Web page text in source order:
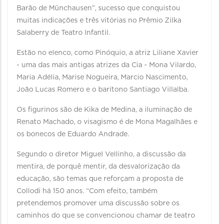
Barão de Münchausen”, sucesso que conquistou
muitas indicações e três vitórias no Prêmio Zilka
Salaberry de Teatro Infantil.
Estão no elenco, como Pinóquio, a atriz Liliane Xavier
- uma das mais antigas atrizes da Cia - Mona Vilardo,
Maria Adélia, Marise Nogueira, Marcio Nascimento,
João Lucas Romero e o barítono Santiago Villalba.
Os figurinos são de Kika de Medina, a iluminação de
Renato Machado, o visagismo é de Mona Magalhães e
os bonecos de Eduardo Andrade.
Segundo o diretor Miguel Vellinho, a discussão da
mentira, de porquê mentir, da desvalorização da
educação, são temas que reforçam a proposta de
Collodi há 150 anos. “Com efeito, também
pretendemos promover uma discussão sobre os
caminhos do que se convencionou chamar de teatro